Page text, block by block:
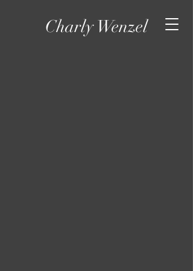
Charly Wenzel